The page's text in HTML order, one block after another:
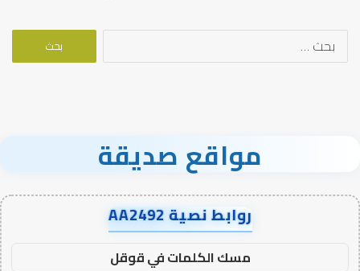
البحث
مواقع صديقة
روابط نصية AA2492
مسك الكلمات في قوقل